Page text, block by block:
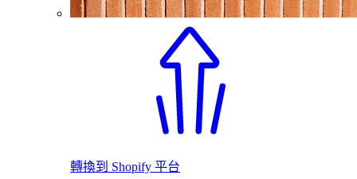
轉換到 Shopify 平台